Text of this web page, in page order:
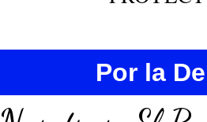
Por la